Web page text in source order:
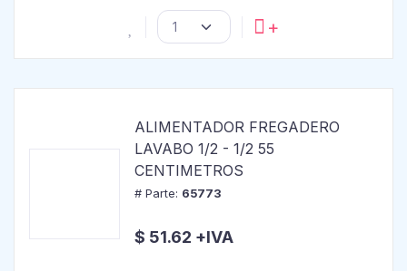
ALIMENTADOR FREGADERO
LAVABO 1/2 - 1/2 55
CENTIMETROS
# Parte: 65773
$ 51.62 +IVA